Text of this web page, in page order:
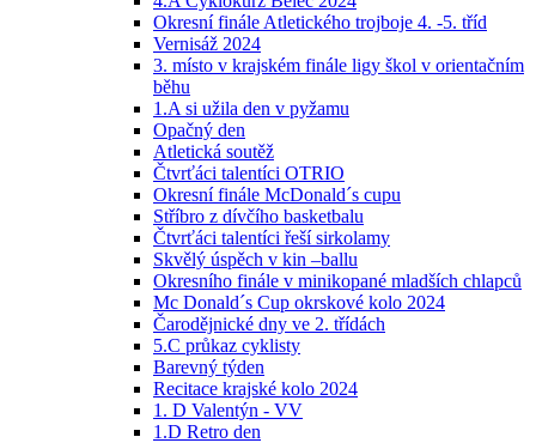
Okresní finále Atletického trojboje 4. -5. tříd
Vernisáž 2024
3. místo v krajském finále ligy škol v orientačním
běhu
1.A si užila den v pyžamu
Opačný den
Atletická soutěž
Čtvrťáci talentíci OTRIO
Okresní finále McDonald´s cupu
Stříbro z dívčího basketbalu
Čtvrťáci talentíci řeší sirkolamy
Skvělý úspěch v kin –ballu
Okresního finále v minikopané mladších chlapců
Mc Donald´s Cup okrskové kolo 2024
Čarodějnické dny ve 2. třídách
5.C průkaz cyklisty
Barevný týden
Recitace krajské kolo 2024
1. D Valentýn - VV
1.D Retro den